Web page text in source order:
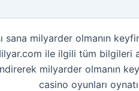
sana milyarder olmanın
ile ilgili tüm
indirerek milyarder
casino oyunları